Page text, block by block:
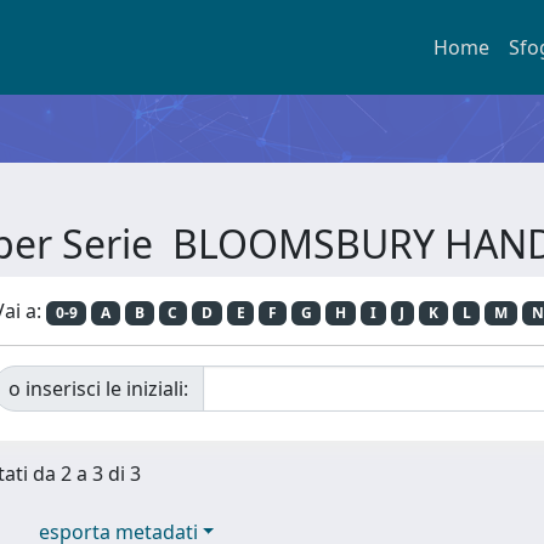
Home
Serie BLOOMSBURY
a: 0-9 A B C D E F G H I J K L M N
o inserisci le iniziali:
da 2 a 3 di 3
esporta metadati